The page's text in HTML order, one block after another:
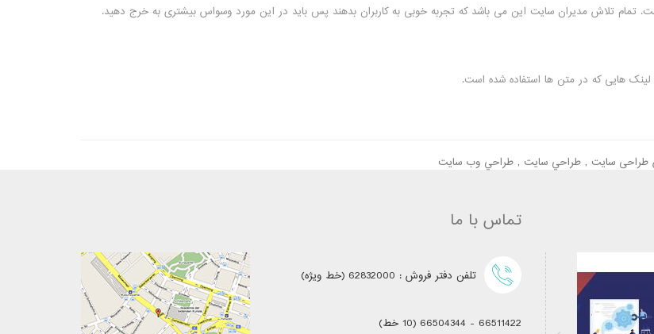
تمام تلاش مدیران سایت این می باشد که تجربه خوبی به کاربران بدهند پس باید در این مورد وسواس بیشتری به خرج دهید.
هایی که در متن ها استفاده شده است.
طراحی سایت , طراحي سایت , طراحي وب سایت
تماس با ما
تلفن دفتر فروش : 62832000 (خط ویژه)
66511422 - 66504344 (10 خط)